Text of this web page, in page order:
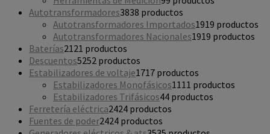
Autotransformadores3838 productos
Autotransformadores Importados1919 productos
Autotransformadores Nacionales1919 productos
Baterías21 21 productos
Descuentos5252 productos
Estabilizadores de voltaje1717 productos
Estabilizadores Monofásicos11 11 productos
Estabilizadores Trifásicos44 productos
Ferretería eléctrica2424 productos
Fuentes de poder2424 productos